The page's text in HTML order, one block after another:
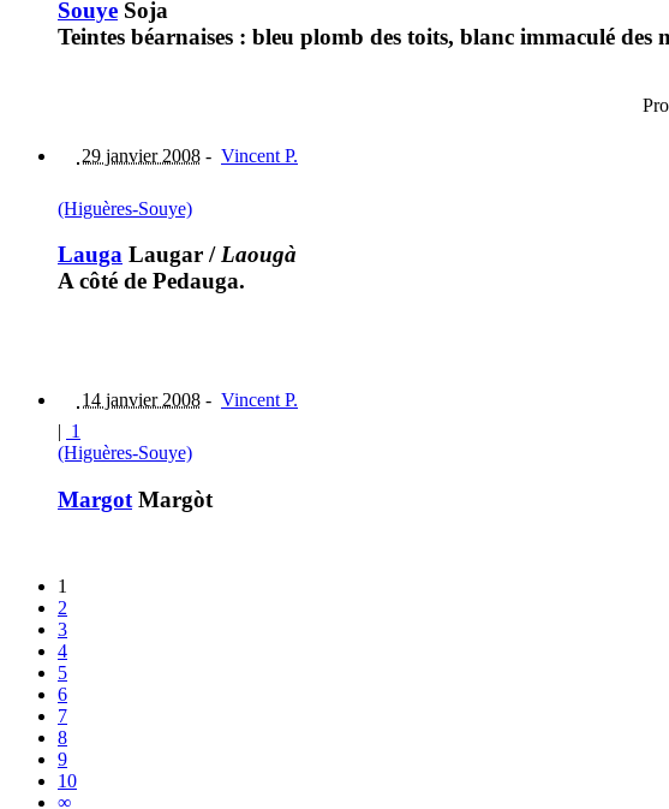
Souye Soja
Teintes béarnaises : bleu plomb des toits, blanc immaculé
29 janvier 2008 - Vincent P.
(Higuères-Souye)
Lauga Laugar /Laougà
A côté de Pedauga.
14 janvier 2008 - Vincent P.
| 1
(Higuères-Souye)
Margot Margòt
1
2
3
4
5
6
7
8
9
10
∞